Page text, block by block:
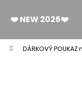
❤️ NEW 2026❤️
DÁRKOVÝ